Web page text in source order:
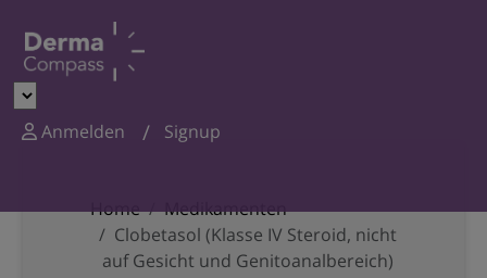
Anmelden Signup
Home
Medikamenten
Clobetasol (Klasse IV Steroid, nicht
auf Gesicht und Genitoanalbereich)